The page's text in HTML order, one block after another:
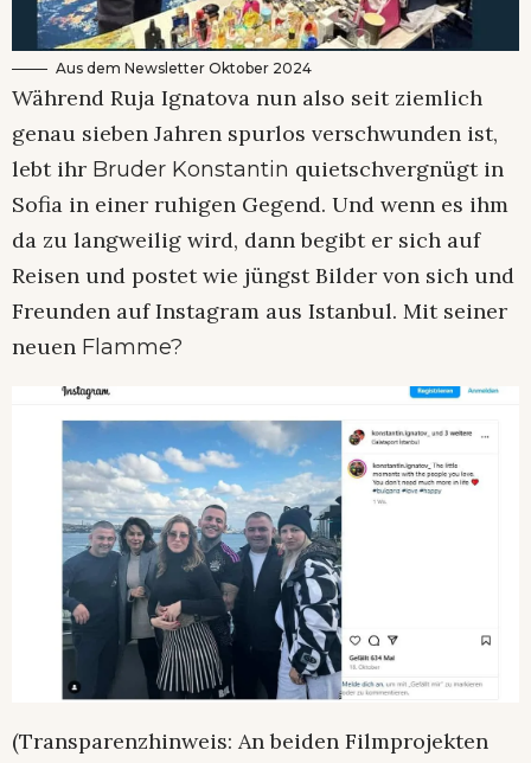
Aus dem Newsletter Oktober 2024
Während Ruja Ignatova nun also seit ziemlich
genau sieben Jahren spurlos verschwunden ist,
lebt ihr Bruder Konstantin quietschvergnügt in
Sofia in einer ruhigen Gegend. Und wenn es ihm
da zu langweilig wird, dann begibt er sich auf
Reisen und postet wie jüngst Bilder von sich und
Freunden auf Instagram aus Istanbul. Mit seiner
neuen Flamme?
(Transparenzhinweis: An beiden Filmprojekten